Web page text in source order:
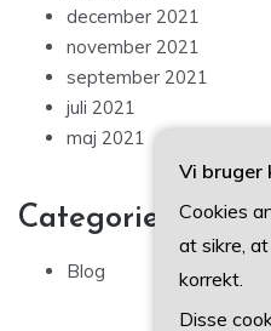
december 2021
november 2021
september 2021
juli 2021
maj 2021
Categories
Blog
Vi bruger
Cookies
at sikre,
korrekt.
Disse